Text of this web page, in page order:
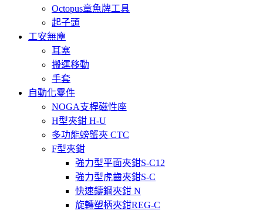
Octopus章魚牌工具
起子頭
工安無塵
耳塞
搬運移動
手套
自動化零件
NOGA支桿磁性座
H型夾鉗 H-U
多功能螃蟹夾 CTC
F型夾鉗
強力型平面夾鉗S-C12
強力型虎齒夾鉗S-C
快速鑄鋼夾鉗 N
旋轉塑柄夾鉗REG-C